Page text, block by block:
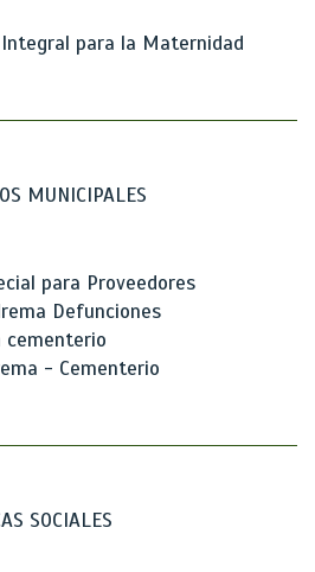
Integral para la Maternidad
MUNICIPALES
para Proveedores
Defunciones
cementerio
- Cementerio
SOCIALES